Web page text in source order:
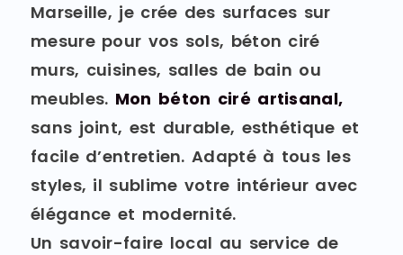
Marseille, je crée des surfaces sur
mesure pour vos sols, béton ciré
murs, cuisines, salles de bain ou
meubles. Mon béton ciré artisanal,
sans joint, est durable, esthétique et
facile d’entretien. Adapté à tous les
styles, il sublime votre intérieur avec
élégance et modernité.
Un savoir-faire local au service de